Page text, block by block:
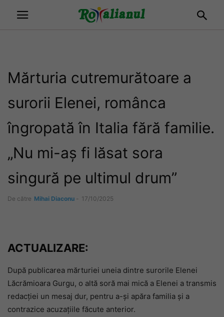
Mărturia cutremurătoare a
surorii Elenei, românca
îngropată în Italia fără familie.
„Nu mi-aș fi lăsat sora
singură pe ultimul drum”
De către Mihai Diaconu - 17/10/2025
ACTUALIZARE:
După publicarea mărturiei uneia dintre surorile Elenei
Lăcrămioara Gurgu, o altă soră mai mică a Elenei a transmis
redacției un mesaj dur, pentru a-și apăra familia și a
contrazice acuzațiile făcute anterior.